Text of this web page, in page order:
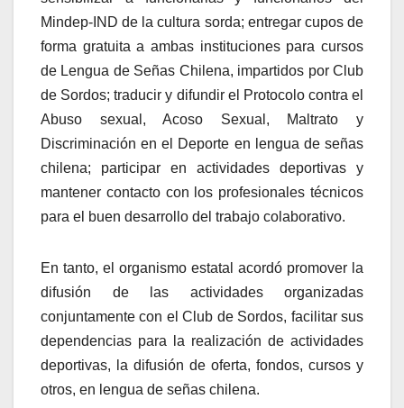
Mindep-IND de la cultura sorda; entregar cupos de
forma gratuita a ambas instituciones para cursos
de Lengua de Señas Chilena, impartidos por Club
de Sordos; traducir y difundir el Protocolo contra el
Abuso sexual, Acoso Sexual, Maltrato y
Discriminación en el Deporte en lengua de señas
chilena; participar en actividades deportivas y
mantener contacto con los profesionales técnicos
para el buen desarrollo del trabajo colaborativo.
En tanto, el organismo estatal acordó promover la
difusión de las actividades organizadas
conjuntamente con el Club de Sordos, facilitar sus
dependencias para la realización de actividades
deportivas, la difusión de oferta, fondos, cursos y
otros, en lengua de señas chilena.